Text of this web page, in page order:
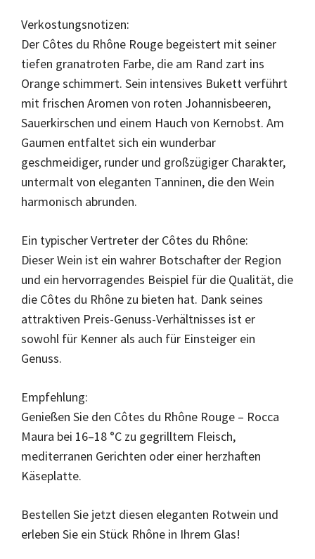
Verkostungsnotizen:
Der Côtes du Rhône Rouge begeistert mit seiner
tiefen granatroten Farbe, die am Rand zart ins
Orange schimmert. Sein intensives Bukett verführt
mit frischen Aromen von roten Johannisbeeren,
Sauerkirschen und einem Hauch von Kernobst. Am
Gaumen entfaltet sich ein wunderbar
geschmeidiger, runder und großzügiger Charakter,
untermalt von eleganten Tanninen, die den Wein
harmonisch abrunden.
Ein typischer Vertreter der Côtes du Rhône:
Dieser Wein ist ein wahrer Botschafter der Region
und ein hervorragendes Beispiel für die Qualität, die
die Côtes du Rhône zu bieten hat. Dank seines
attraktiven Preis-Genuss-Verhältnisses ist er
sowohl für Kenner als auch für Einsteiger ein
Genuss.
Empfehlung:
Genießen Sie den Côtes du Rhône Rouge – Rocca
Maura bei 16–18 °C zu gegrilltem Fleisch,
mediterranen Gerichten oder einer herzhaften
Käseplatte.
Bestellen Sie jetzt diesen eleganten Rotwein und
erleben Sie ein Stück Rhône in Ihrem Glas!